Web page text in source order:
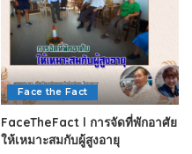
Face the Fact
FaceTheFact l การจัดที่พักอาศัย
ให้เหมาะสมกับผู้สูงอายุ